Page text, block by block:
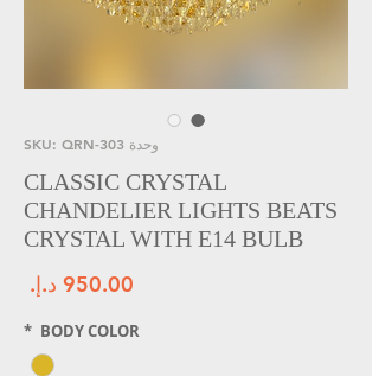
وحدة SKU: QRN-303
CLASSIC CRYSTAL
CHANDELIER LIGHTS BEATS
CRYSTAL WITH E14 BULB
BODY COLOR
*